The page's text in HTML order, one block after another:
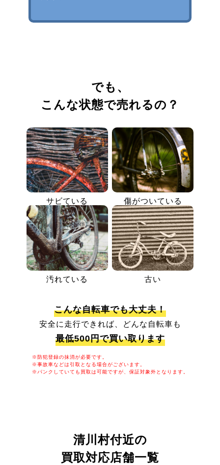
でも、
こんな状態で売れるの？
サビている 傷がついている
汚れている 古い
こんな自転車でも大丈夫！
安全に走行できれば、どんな自転車も
最低500円で買い取ります
※防犯登録の抹消が必要です。
※事故車などは引取となる場合がございます。
※パンクしていても買取は可能ですが、保証対象外となります。
清川村付近の
買取対応店舗一覧